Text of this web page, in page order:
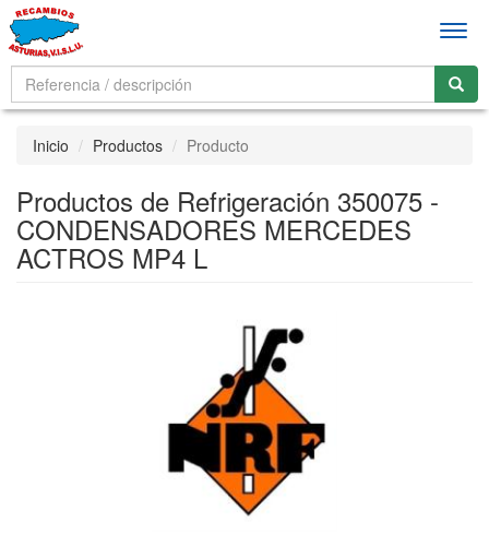
Inicio Productos Producto
Productos de Refrigeración 350075 -
CONDENSADORES MERCEDES
ACTROS MP4 L